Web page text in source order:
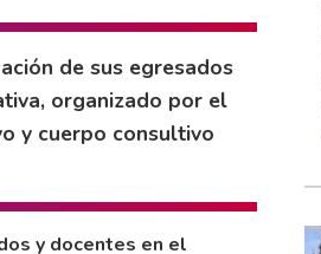
de sus egresados
organizado por el
y cuerpo consultivo
y docentes en el